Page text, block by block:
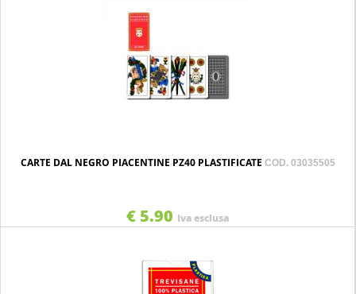
CARTE DAL NEGRO PIACENTINE PZ40 PLASTIFICATE COD. 03035505
€ 5.90 Iva esclusa